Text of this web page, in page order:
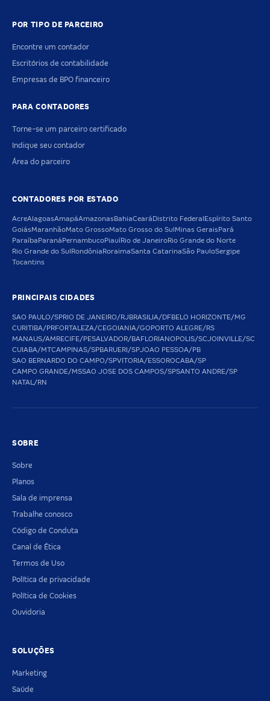
POR TIPO DE PARCEIRO
Encontre um contador
Escritórios de contabilidade
Empresas de BPO financeiro
PARA CONTADORES
Torne-se um parceiro certificado
Indique seu contador
Área do parceiro
CONTADORES POR ESTADO
AcreAlagoasAmapáAmazonas BahiaCeará Distrito Federal Espírito Santo
GoiásMaranhãoMato GrossoMato Grosso do Sul Minas Gerais Pará
Paraíba Paraná PernambucoPiauíRio de JaneiroRio Grande do Norte
Rio Grande do Sul Rondônia RoraimaSanta CatarinaSão PauloSergipe
Tocantins
PRINCIPAIS CIDADES
SAO PAULO/SPRIO DE JANEIRO/RJBRASILIA/DFBELO HORIZONTE/MG
CURITIBA/PRFORTALEZA/CEGOIANIA/GOPORTO ALEGRE/RS
MANAUS/AMRECIFE/PESALVADOR/BAFLORIANOPOLIS/SCJOINVILLE/SC
CUIABA/MTCAMPINAS/SPBARUERI/SPJOAO PESSOA/PB
SAO BERNARDO DO CAMPO/SPVITORIA/ESSOROCABA/SP
CAMPO GRANDE/MSSAO JOSE DOS CAMPOS/SPSANTO ANDRE/SP
NATAL/RN
SOBRE
Sobre
Planos
Sala de imprensa
Trabalhe conosco
Código de Conduta
Canal de Ética
Termos de Uso
Política de privacidade
Política de Cookies
Ouvidoria
SOLUÇÕES
Marketing
Saúde